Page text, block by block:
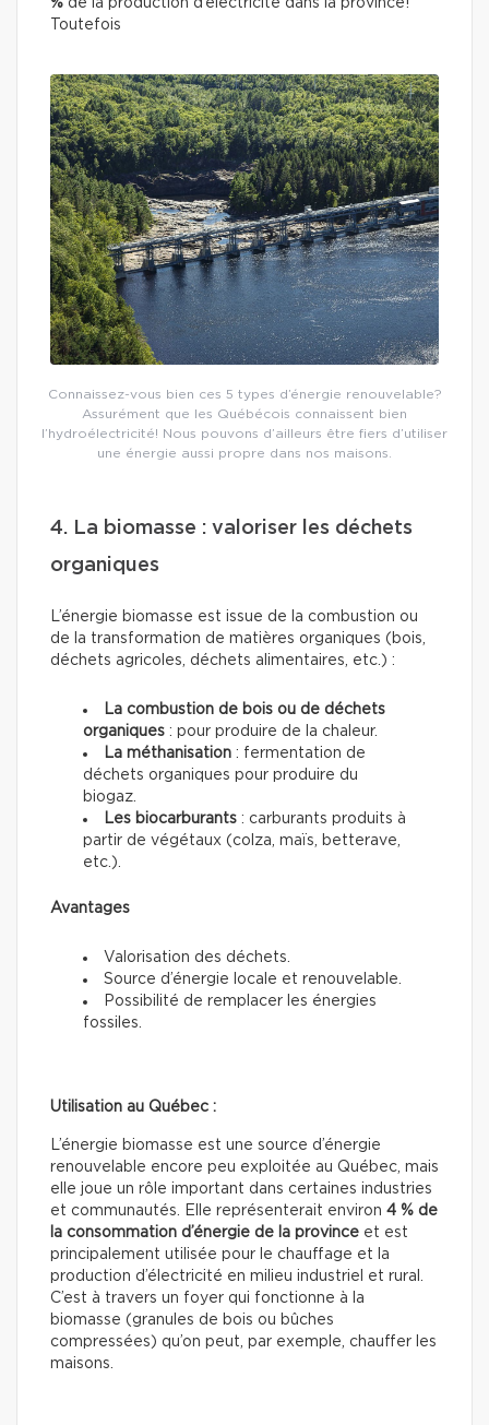
Toutefois
Connaissez-vous bien ces 5 types d’énergie renouvelable?
Assurément que les Québécois connaissent bien
l’hydroélectricité! Nous pouvons d’ailleurs être fiers d’utiliser
une énergie aussi propre dans nos maisons.
4. La biomasse : valoriser les déchets
organiques
L’énergie biomasse est issue de la combustion ou
de la transformation de matières organiques (bois,
déchets agricoles, déchets alimentaires, etc.) :
La combustion de bois ou de déchets
organiques : pour produire de la chaleur.
La méthanisation : fermentation de
déchets organiques pour produire du
biogaz.
Les biocarburants : carburants produits à
partir de végétaux (colza, maïs, betterave,
etc.).
Avantages
Valorisation des déchets.
Source d’énergie locale et renouvelable.
Possibilité de remplacer les énergies
fossiles.
Utilisation au Québec :
L’énergie biomasse est une source d’énergie
renouvelable encore peu exploitée au Québec, mais
elle joue un rôle important dans certaines industries
et communautés. Elle représenterait environ 4 % de
la consommation d’énergie de la province et est
principalement utilisée pour le chauffage et la
production d’électricité en milieu industriel et rural.
C’est à travers un foyer qui fonctionne à la
biomasse (granules de bois ou bûches
compressées) qu’on peut, par exemple, chauffer les
maisons.